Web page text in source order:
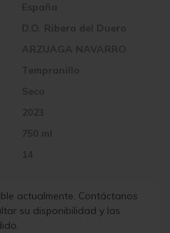
España
2023
D.O. Ribera del Duero
750 ml
ARZUAGA NAVARRO
14
Tempranillo
Seco
actualmente. Contáctanos
su disponibilidad y las